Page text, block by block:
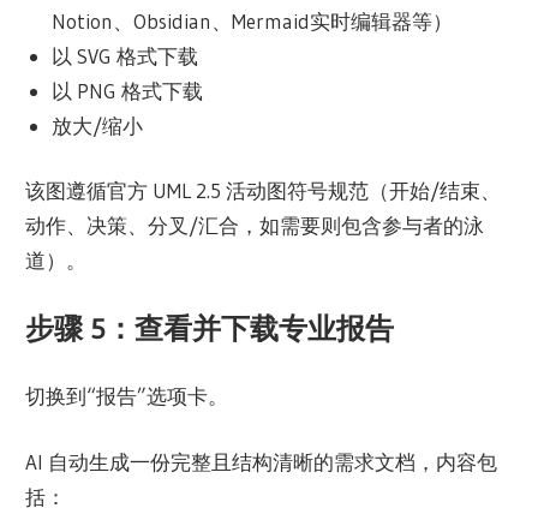
Notion、Obsidian、Mermaid实时编辑器等）
以 SVG 格式下载
以 PNG 格式下载
放大/缩小
该图遵循官方 UML 2.5 活动图符号规范（开始/结束、
动作、决策、分叉/汇合，如需要则包含参与者的泳
道）。
步骤 5：查看并下载专业报告
切换到“报告”选项卡。
AI 自动生成一份完整且结构清晰的需求文档，内容包
括：